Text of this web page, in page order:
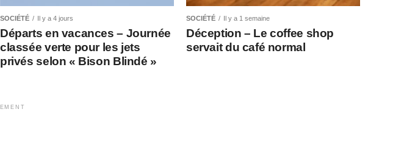
SOCIÉTÉ Il y a 4 jours
Départs en vacances – Journée
classée verte pour les jets
privés selon « Bison Blindé »
SOCIÉTÉ Il y a 1 semaine
Déception – Le coffee shop
servait du café normal